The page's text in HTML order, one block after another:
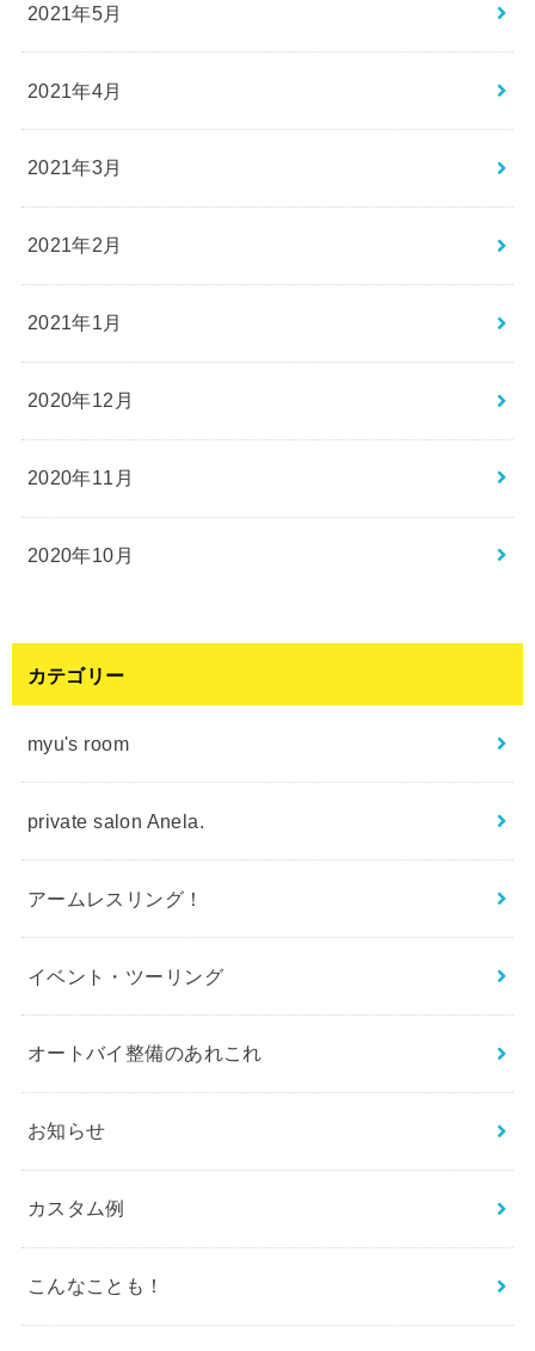
2021年5月
2021年4月
2021年3月
2021年2月
2021年1月
2020年12月
2020年11月
2020年10月
カテゴリー
myu's room
private salon Anela.
アームレスリング！
イベント・ツーリング
オートバイ整備のあれこれ
お知らせ
カスタム例
こんなことも！